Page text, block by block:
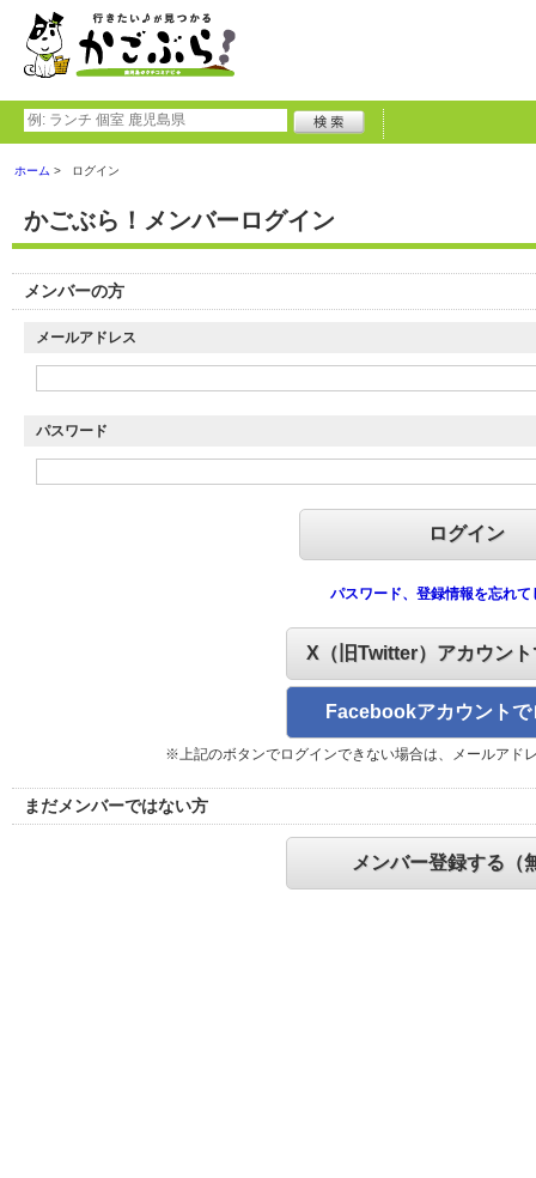
ホーム ログイン
かごぶら！メンバーログイン
メンバーの方
メールアドレス
パスワード
パスワード、登録情報を忘れて
X（旧Twitter）アカウン
Facebookアカウントで
※上記のボタンでログインできない場合は、メールアド
まだメンバーではない方
メンバー登録する（